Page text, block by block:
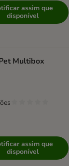
assim que
disponível
Multibox
assim que
disponível